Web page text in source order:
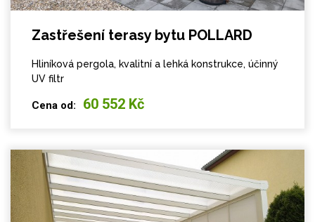
Zastřešení terasy bytu POLLARD
Hliníková pergola, kvalitní a lehká konstrukce, účinný
UV filtr
Cena od: 60 552 Kč